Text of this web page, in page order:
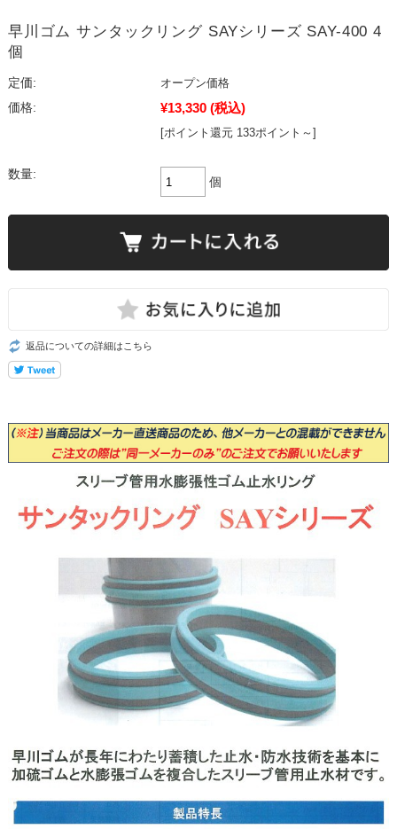
早川ゴム サンタックリング SAYシリーズ SAY-400 4
個
定価:
オープン価格
価格:
¥13,330 (税込)
[ポイント還元 133ポイント～]
数量:
個
返品についての詳細はこちら